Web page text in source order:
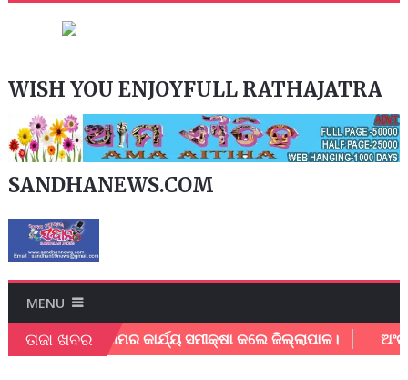
WISH YOU ENJOYFULL RATHAJATRA
SANDHANEWS.COM
MENU
ତାଜା ଖବର
ନିଗମର କାର୍ଯ୍ୟ ସମୀକ୍ଷା କଲେ ଜିଲ୍ଲାପାଳ। ଅଂଚଳ